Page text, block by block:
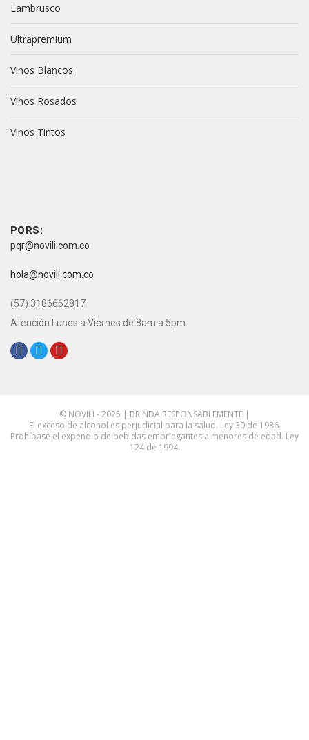
Lambrusco
Ultrapremium
Vinos Blancos
Vinos Rosados
Vinos Tintos
PQRS:
pqr@novili.com.co
hola@novili.com.co
(57) 3186662817
Atención Lunes a Viernes de 8am a 5pm
© NOVILI - 2025 | BRINDA RESPONSABLEMENTE |
El exceso de alcohol es perjudicial para la salud. Ley 30 de 1986.
Prohíbase el expendio de bebidas embriagantes a menores de edad. Ley
124 de 1994.